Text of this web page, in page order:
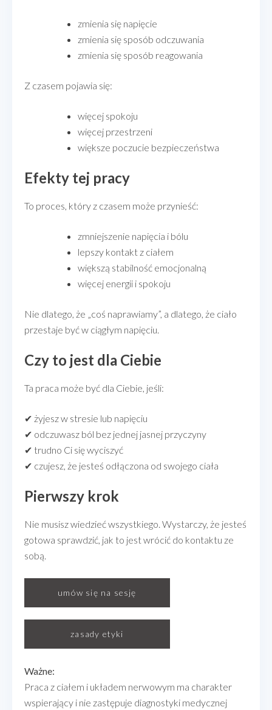
zmienia się napięcie
zmienia się sposób odczuwania
zmienia się sposób reagowania
Z czasem pojawia się:
więcej spokoju
więcej przestrzeni
większe poczucie bezpieczeństwa
Efekty tej pracy
To proces, który z czasem może przynieść:
zmniejszenie napięcia i bólu
lepszy kontakt z ciałem
większą stabilność emocjonalną
więcej energii i spokoju
Nie dlatego, że „coś naprawiamy”, a dlatego, że ciało
przestaje być w ciągłym napięciu.
Czy to jest dla Ciebie
Ta praca może być dla Ciebie, jeśli:
✔ żyjesz w stresie lub napięciu
✔ odczuwasz ból bez jednej jasnej przyczyny
✔ trudno Ci się wyciszyć
✔ czujesz, że jesteś odłączona od swojego ciała
Pierwszy krok
Nie musisz wiedzieć wszystkiego. Wystarczy, że jesteś
gotowa sprawdzić, jak to jest wrócić do kontaktu ze
sobą.
umów się na sesję
zasady etyki
Ważne:
Praca z ciałem i układem nerwowym ma charakter
wspierający i nie zastępuje diagnostyki medycznej